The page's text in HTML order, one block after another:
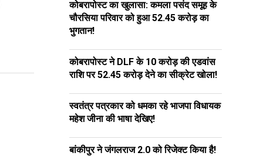
कोबरापोस्ट का खुलासा: कमला पसंद समूह के
चौरसिया परिवार को हुआ ₹52.45 करोड़ का
भुगतान!
कोबरापोस्ट ने DLF के ₹10 करोड़ की एडवांस
राशि पर ₹52.45 करोड़ देने का सीक्रेट खोला!
स्वतंत्र पत्रकार को धमका रहे भाजपा विधायक
महेश जीना की भाषा देखिए!
बांकीपुर ने जंगलराज 2.0 को रिजेक्ट किया है!